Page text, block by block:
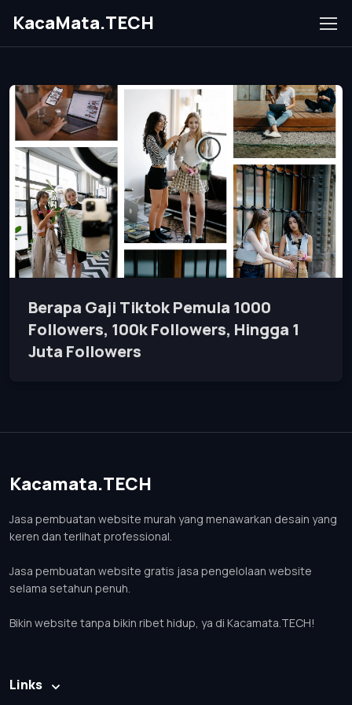
KacaMata.TECH
Berapa Gaji Tiktok Pemula 1000
Followers, 100k Followers, Hingga 1
Juta Followers
Kacamata.TECH
Jasa pembuatan website murah yang menawarkan desain yang
keren dan terlihat professional.
Jasa pembuatan website gratis jasa pengelolaan website
selama setahun penuh.
Bikin website tanpa bikin ribet hidup, ya di Kacamata.TECH!
Links